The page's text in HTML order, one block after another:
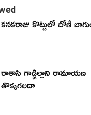
కనకరాజు కొట్టులో బోణీ
రాకాసి గాడ్జిల్లాని రామాయణ
తొక్కగలదా